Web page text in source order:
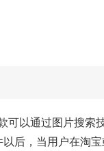
可以通过图片搜索
以后，当用户在淘